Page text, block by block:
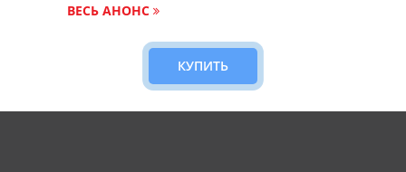
ВЕСЬ АНОНС
КУПИТЬ